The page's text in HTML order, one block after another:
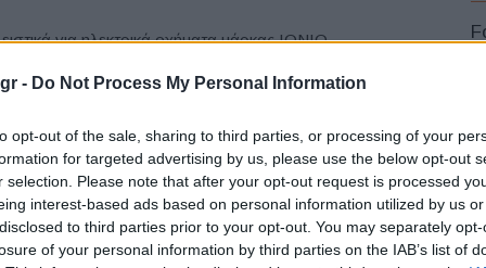
- Do Not Process My Personal Information
opt-out of the sale, sharing to third parties, or processing of your
for targeted advertising by us, please use the below opt-out
selection. Please note that after your opt-out request is processed
interest-based ads based on personal information utilized by us
to third parties prior to your opt-out. You may separately
of your personal information by third parties on the IAB’s list of
για ηλεκτρικά οχήματα μάρκας IONIQ.
Global Modular Platform (E-GMP) για να
800 V για φόρτιση 10% έως 80% σε μόλις 18
είναι εξοπλισμένο με κίνηση στους δύο τροχούς
οδήγησης με μία μόνο φόρτιση θα είναι 480 χλμ.
του περιλαμβάνουν την τεχνολογία
και υποβοήθησης του οδηγού